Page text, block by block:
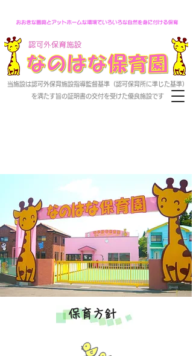
当施設は認可外保育施設指導監督基準（認可保育所に準じた基準）
を満たす旨の証明書の交付を受けた優良施設です
保育方針